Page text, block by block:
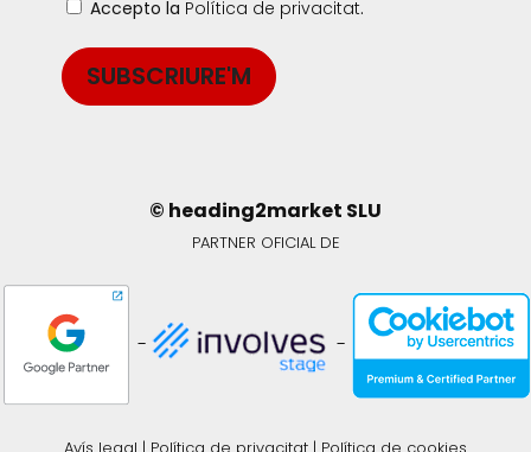
Accepto la Política de privacitat.
SUBSCRIURE'M
© heading2market SLU
PARTNER OFICIAL DE
- -